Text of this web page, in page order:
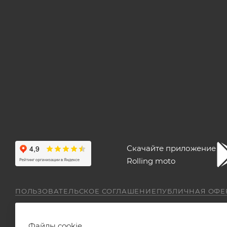
Скачайте приложение
Rolling moto
ПОЛЬЗОВАТЕЛЬСКОЕ СОГЛАШЕНИЕПУБЛИЧНАЯ